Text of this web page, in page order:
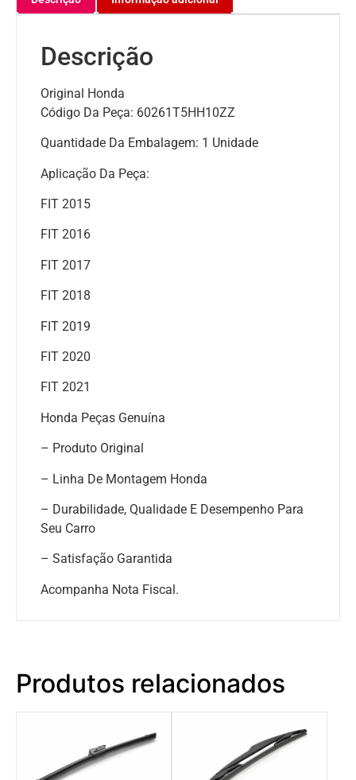
Descrição
Original Honda
Código Da Peça: 60261T5HH10ZZ
Quantidade Da Embalagem: 1 Unidade
Aplicação Da Peça:
FIT 2015
FIT 2016
FIT 2017
FIT 2018
FIT 2019
FIT 2020
FIT 2021
Honda Peças Genuína
– Produto Original
– Linha De Montagem Honda
– Durabilidade, Qualidade E Desempenho Para
Seu Carro
– Satisfação Garantida
Acompanha Nota Fiscal.
Produtos relacionados